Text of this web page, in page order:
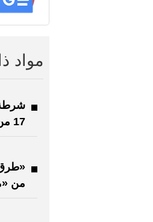
مواد
شرطة
17 من دورة «تأمين الفعاليات»
«طرق
من